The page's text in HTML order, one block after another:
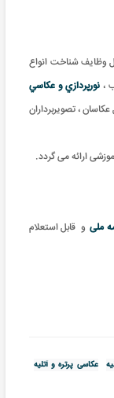
وظايف شناخت انواع
،نورپردازي و عکاسي
، تصويربرداران
.
ملیو قابل استعلام
عكاسی پرتره و آتلیه